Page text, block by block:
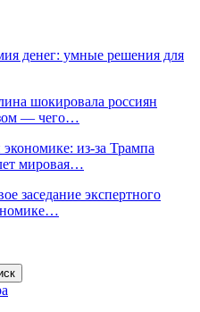
денег: умные решения для
шокировала россиян
— чего…
из-за Трампа
мировая…
заседание экспертного